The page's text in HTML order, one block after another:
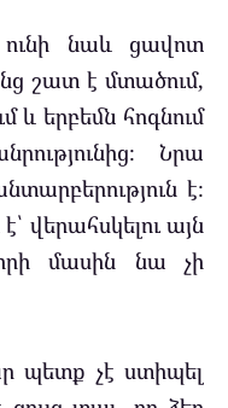
ունի նաև ցավոտ
շատ է մտածում,
և երբեմն հոգնում
Նրա
է։
վերահսկելու այն
որի մասին նա չի
պետք չէ ստիպել